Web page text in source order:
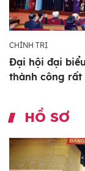
CHÍNH TRỊ
Đại hội đại
thành công rất
HỒ SƠ